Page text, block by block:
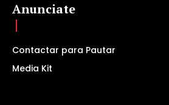
Anunciate
Contactar para Pautar
Media Kit